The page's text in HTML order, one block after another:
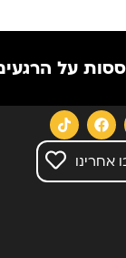
הכי
אחרינו